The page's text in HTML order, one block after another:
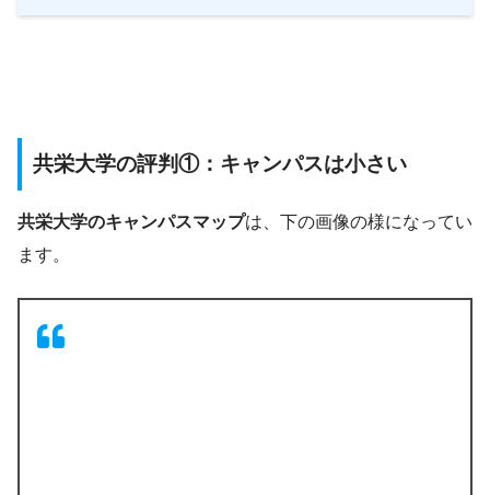
共栄大学の評判①：キャンパスは小さい
共栄大学のキャンパスマップは、下の画像の様になってい
ます。